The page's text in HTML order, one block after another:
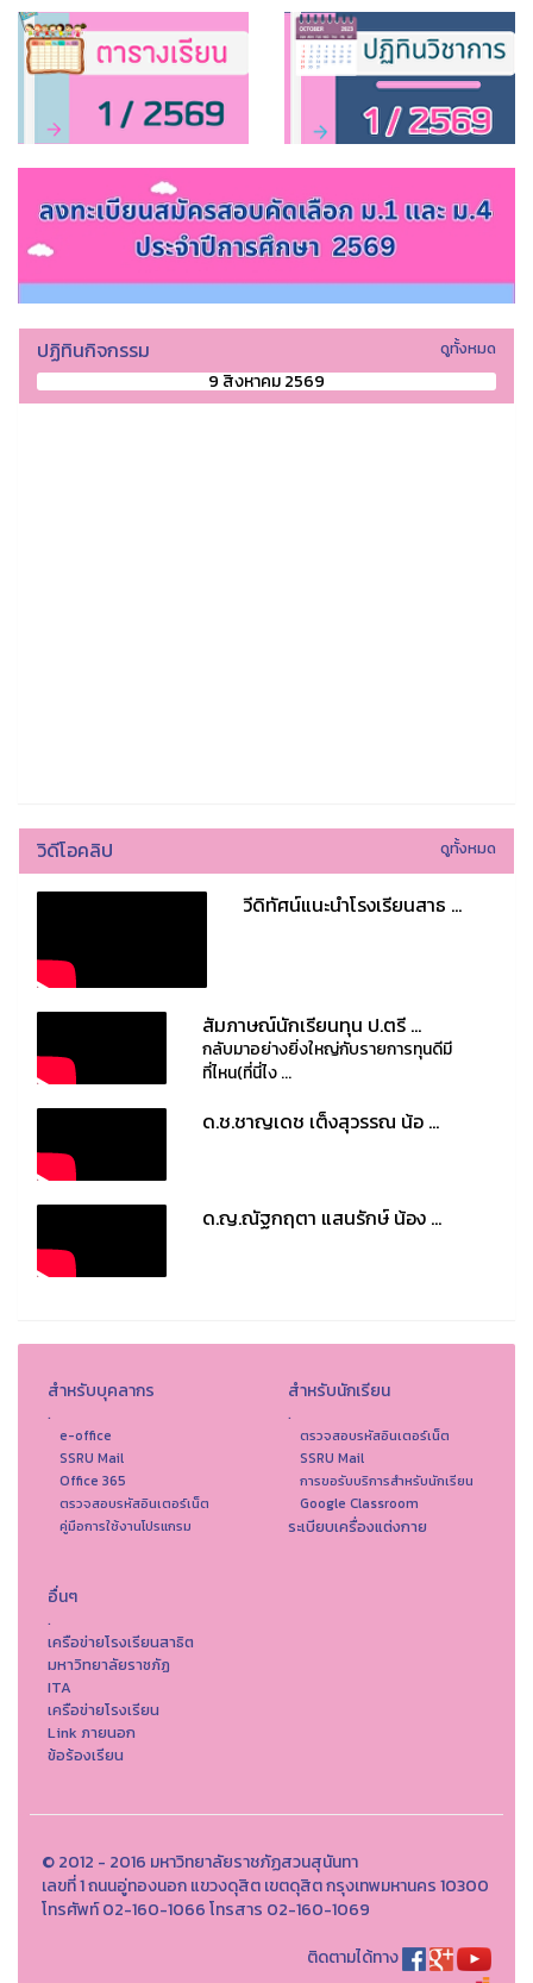
ปฏิทินกิจกรรม ดูทั้งหมด
9 สิงหาคม 2569
วิดีโอคลิป ดูทั้งหมด
วีดิทัศน์แนะนำโรงเรียนสาธ ...
สัมภาษณ์นักเรียนทุน ป.ตรี ...
กลับมาอย่างยิ่งใหญ่กับรายการทุนดีมี
ที่ไหน(ที่นี่ไง ...
ด.ช.ชาญเดช เต็งสุวรรณ น้อ ...
ด.ญ.ณัฐกฤตา แสนรักษ์ น้อง ...
สำหรับบุคลากร
.
e-office
SSRU Mail
Office 365
ตรวจสอบรหัสอินเตอร์เน็ต
คู่มือการใช้งานโปรแกรม
สำหรับนักเรียน
.
ตรวจสอบรหัสอินเตอร์เน็ต
SSRU Mail
การขอรับบริการสำหรับนักเรียน
Google Classroom
ระเบียบเครื่องแต่งกาย
อื่นๆ
.
เครือข่ายโรงเรียนสาธิต
มหาวิทยาลัยราชภัฏ
ITA
เครือข่ายโรงเรียน
Link ภายนอก
ข้อร้องเรียน
© 2012 - 2016 มหาวิทยาลัยราชภัฏสวนสุนันทา
เลขที่ 1 ถนนอู่ทองนอก แขวงดุสิต เขตดุสิต กรุงเทพมหานคร 10300
โทรศัพท์ 02-160-1066 โทรสาร 02-160-1069
ติดตามได้ทาง